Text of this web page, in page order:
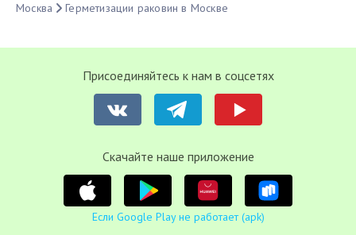
Москва Герметизации раковин в Москве
Присоединяйтесь к нам в соцсетях
Cкачайте наше приложение
Если Google Play не работает (apk)